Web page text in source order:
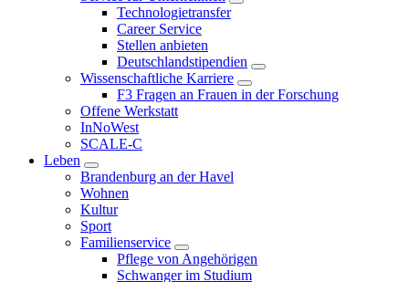
Technologietransfer
Career Service
Stellen anbieten
Deutschlandstipendien
Wissenschaftliche Karriere
F3 Fragen an Frauen in der Forschung
Offene Werkstatt
InNoWest
SCALE-C
Leben
Brandenburg an der Havel
Wohnen
Kultur
Sport
Familienservice
Pflege von Angehörigen
Schwanger im Studium